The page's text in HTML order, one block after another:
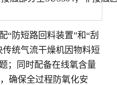
“防短路回料装置”和“刮
统气流干燥机因物料短
；同时配备在线氧含量
确保全过程防氧化安